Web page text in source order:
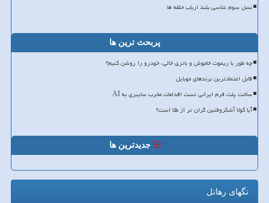
نسل سوم شاسی بلند ارباب حلقه ها
پربحث ترین ها
چه طور با ریموت خاموش و باتری خالی، خودرو را روشن کنیم؟
قابل اعتمادترین برندهای موبایل
ساخت پلت فرم ایرانی تست اقدامات مخرب سایبری به AI
آیا کولا آشکروفتین گران تر از طلا است؟
جدیدترین ها
تگهای رهاتل